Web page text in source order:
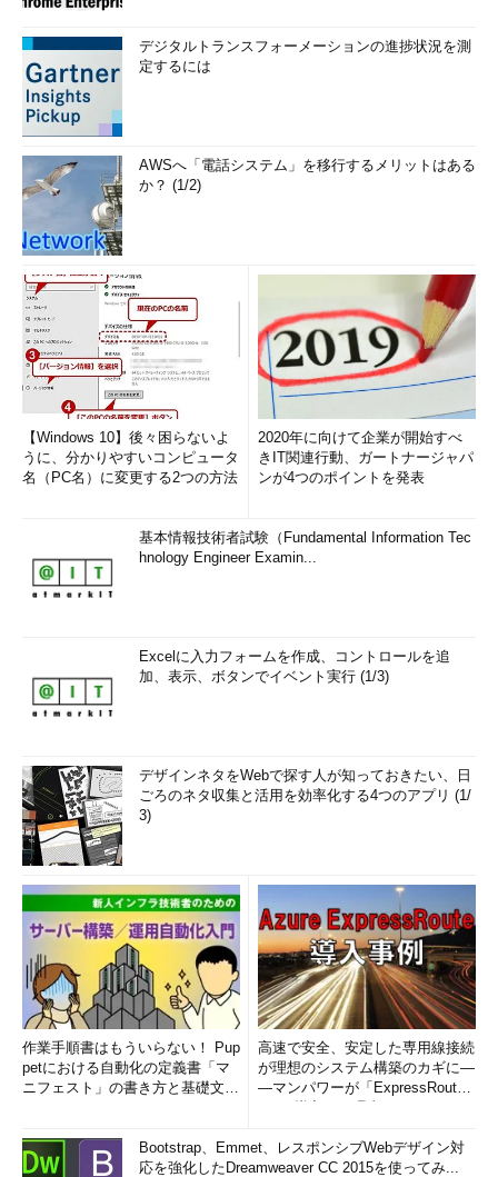
デジタルトランスフォーメーションの進捗状況を測
定するには
AWSへ「電話システム」を移行するメリットはある
か？ (1/2)
【Windows 10】後々困らないよ
うに、分かりやすいコンピュータ
名（PC名）に変更する2つの方法
2020年に向けて企業が開始すべ
きIT関連行動、ガートナージャパ
ンが4つのポイントを発表
基本情報技術者試験（Fundamental Information Tec
hnology Engineer Examin...
Excelに入力フォームを作成、コントロールを追
加、表示、ボタンでイベント実行 (1/3)
デザインネタをWebで探す人が知っておきたい、日
ごろのネタ収集と活用を効率化する4つのアプリ (1/
3)
作業手順書はもういらない！ Pup
petにおける自動化の定義書「マ
ニフェスト」の書き方と基礎文法
高速で安全、安定した専用線接続
が理想のシステム構築のカギに―
―マンパワーが「ExpressRout
Bootstrap、Emmet、レスポンシブWebデザイン対
応を強化したDreamweaver CC 2015を使ってみ...